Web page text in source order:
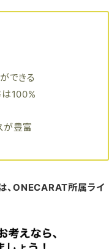
できる
は100%
が豊富
、ONECARAT所属ライ